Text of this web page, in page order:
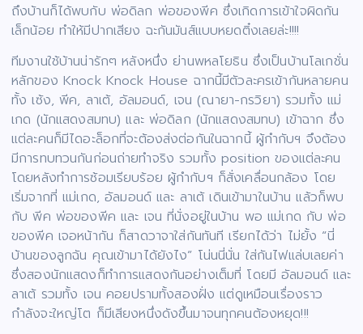
ถึงบ้านก็ได้พบกับ พ่อดิลก พ่อของพีค ซึ่งเกิดการเข้าใจผิดกัน
เล็กน้อย ทำให้มีปากเสียง ฉะกันมันส์แบบหยดติ๋งเลยล่ะ!!!!
ทีมงานใช้บ้านน่ารักๆ หลังหนึ่ง ย่านพหลโยธิน ซึ่งเป็นบ้านโลเกชั่น
หลักของ Knock Knock House ฉากนี้มีตัวละครเข้ากันหลายคน
ทั้ง เซ้ง, พีค, ลาเต้, อัลมอนด์, เจน (ณายา-กรวิยา) รวมทั้ง แม่
เกด (นักแสดงสมทบ) และ พ่อดิลก (นักแสดงสมทบ) เข้าฉาก ซึ่ง
แต่ละคนก็มีไดอะล็อกที่จะต้องส่งต่อกันในฉากนี้ ผู้กำกับฯ จึงต้อง
มีการทบทวนกันก่อนถ่ายทำจริง รวมทั้ง position ของแต่ละคน
โดยหลังทำการซ้อมเรียบร้อย ผู้กำกับฯ ก็สั่งเคลื่อนกล้อง โดย
เริ่มจากที่ แม่เกด, อัลมอนด์ และ ลาเต้ เดินเข้ามาในบ้าน แล้วก็พบ
กับ พีค พ่อของพีค และ เจน ที่นั่งอยู่ในบ้าน พอ แม่เกด กับ พ่อ
ของพีค เจอหน้ากัน ก็สาดวาจาใส่กันทันที เรียกได้ว่า ไม่ยั้ง “นี่
บ้านของลูกฉัน คุณเข้ามาได้ยังไง” โน่นนี่นั่น ใส่กันไฟแล่บเลยค่า
ซึ่งสองนักแสดงก็ทำการแสดงกันอย่างเต็มที่ โดยมี อัลมอนด์ และ
ลาเต้ รวมทั้ง เจน คอยปรามทั้งสองฝั่ง แต่ดูเหมือนเรื่องราว
กำลังจะใหญ่โต ก็มีเสียงหนึ่งดังขึ้นมาจนทุกคนต้องหยุด!!!